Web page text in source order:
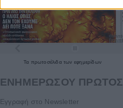
Τα πρωτοσέλιδατων εφημερίδων
ΕΝΗΜΕΡΩΣΟΥ ΠΡΩΤΟΣ
Εγγραφή στο Newsletter